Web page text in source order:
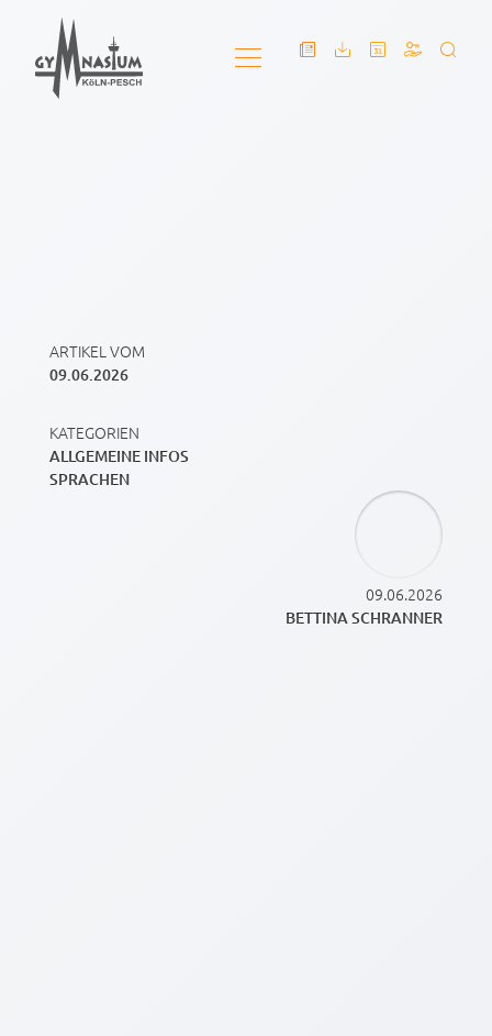
ARTIKEL VOM
09.06.2026
KATEGORIEN
ALLGEMEINE INFOS
SPRACHEN
09.06.2026
BETTINA SCHRANNER